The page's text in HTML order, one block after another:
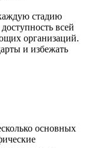
стадию
всей
организаций.
и избежать
основных